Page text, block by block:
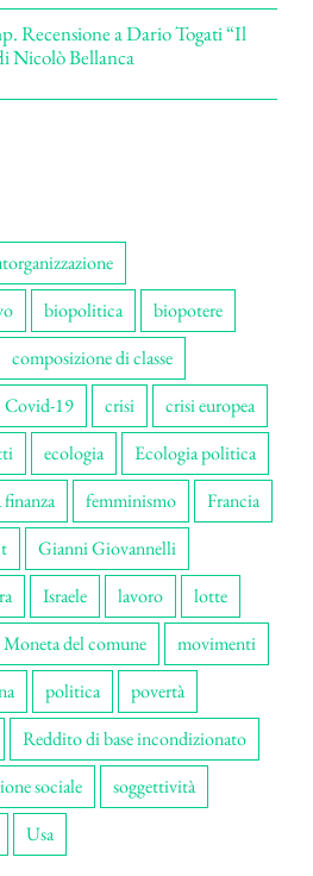
Recensione a Dario Togati “Il
Nicolò Bellanca
biopolitica
biopotere
composizione di classe
Covid-19 crisi
crisi europea
ecologia
Ecologia politica
femminismo
Francia
Gianni Giovannelli
Israele lavoro
lotte
Moneta del comune
movimenti
politica
povertà
Reddito di base incondizionato
sociale
soggettività
Usa